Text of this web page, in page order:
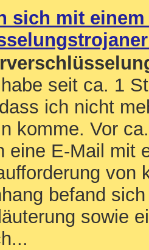
sich mit
seit ca. 1
ich nicht
komme. Vor
eine E-Mail mit
von
befand
sowie